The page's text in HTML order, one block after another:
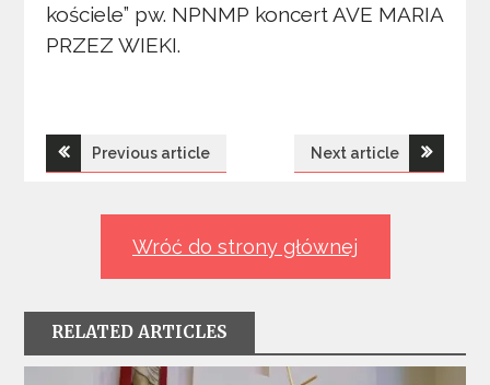
kościele” pw. NPNMP koncert AVE MARIA
PRZEZ WIEKI.
Nawigacja
Previous article Next article
Wróć do strony głównej
RELATED ARTICLES